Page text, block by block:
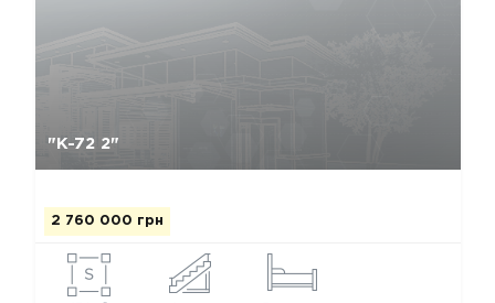
"К-72 2"
2 760 000 грн